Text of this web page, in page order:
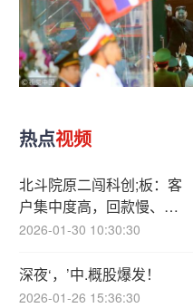
热点视频
北斗院原二闯科创;板：客
户集中度高，回款慢、业
绩已现颓势、核心技术是
务发明？
2026-01-30 10:30:30
深夜‘，’中.概股爆发！
2026-01-26 15:36:30